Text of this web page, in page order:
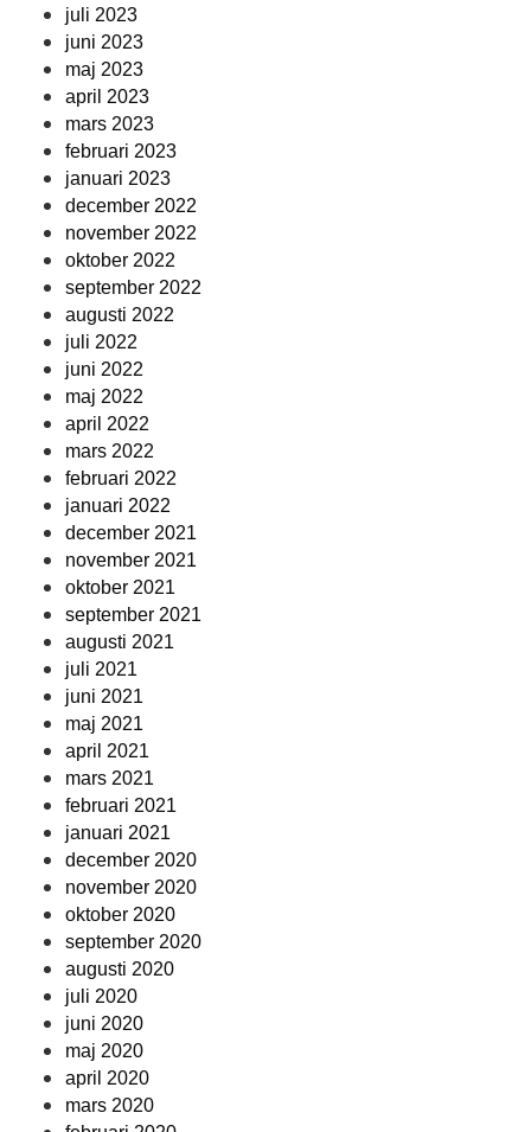
juli 2023
juni 2023
maj 2023
april 2023
mars 2023
februari 2023
januari 2023
december 2022
november 2022
oktober 2022
september 2022
augusti 2022
juli 2022
juni 2022
maj 2022
april 2022
mars 2022
februari 2022
januari 2022
december 2021
november 2021
oktober 2021
september 2021
augusti 2021
juli 2021
juni 2021
maj 2021
april 2021
mars 2021
februari 2021
januari 2021
december 2020
november 2020
oktober 2020
september 2020
augusti 2020
juli 2020
juni 2020
maj 2020
april 2020
mars 2020